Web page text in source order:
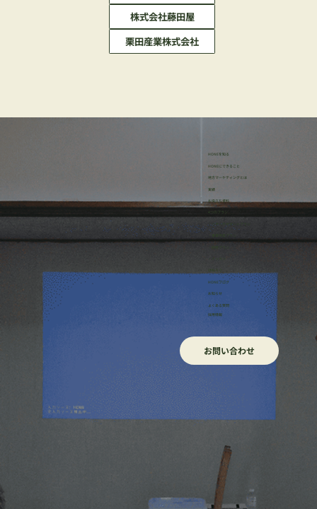
株式会社藤田屋
栗田産業株式会社
HONEを知る
HONEにできること
地方マーケティングとは
実績
お役立ち資料
・リサーチサポートプラン
・事業伴走プラン
ほねろぐ
HONEブログ
​お知らせ
よくある質問
採用情報
お問い合わせ